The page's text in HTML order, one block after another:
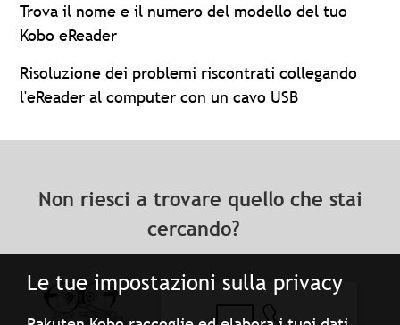
Le tue impostazioni sulla privacy
Trova il nome e il numero del modello del tuo
Kobo eReader
Risoluzione dei problemi riscontrati collegando
l'eReader al computer con un cavo USB
Non riesci a trovare quello che stai
cercando?